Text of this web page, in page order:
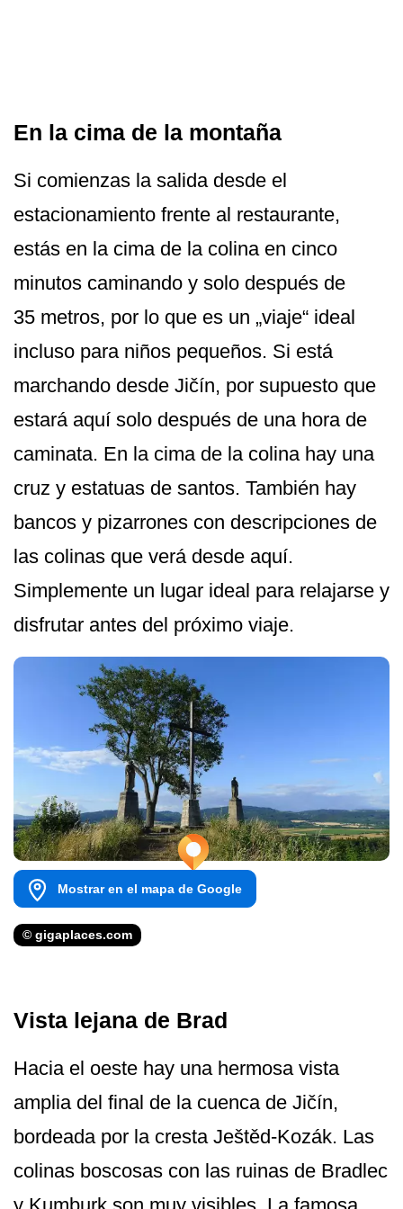
En la cima de la montaña
Si comienzas la salida desde el
estacionamiento frente al restaurante,
estás en la cima de la colina en cinco
minutos caminando y solo después de
35 metros, por lo que es un „viaje“ ideal
incluso para niños pequeños. Si está
marchando desde Jičín, por supuesto que
estará aquí solo después de una hora de
caminata. En la cima de la colina hay una
cruz y estatuas de santos. También hay
bancos y pizarrones con descripciones de
las colinas que verá desde aquí.
Simplemente un lugar ideal para relajarse y
disfrutar antes del próximo viaje.
Mostrar en el mapa de Google
© gigaplaces.com
Vista lejana de Brad
Hacia el oeste hay una hermosa vista
amplia del final de la cuenca de Jičín,
bordeada por la cresta Ještěd-Kozák. Las
colinas boscosas con las ruinas de Bradlec